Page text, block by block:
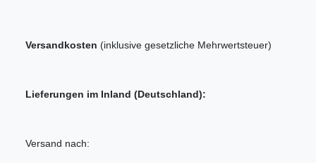
Versandkosten (inklusive gesetzliche Mehrwertsteuer)
Lieferungen im Inland (Deutschland):
Versand nach: